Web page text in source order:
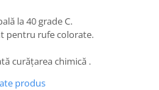
la 40 grade C.
pentru rufe colorate.
curățarea chimică .
produs